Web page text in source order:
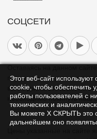
СОЦСЕТИ
персональных данных в
вы не даете согласия на
необходимо покинуть наш
Этот веб-сайт
cookie, чтобы обеспечить
работы пользователей с
технических и
Вы можете Х СКРЫТЬ это
дальнейшем оно